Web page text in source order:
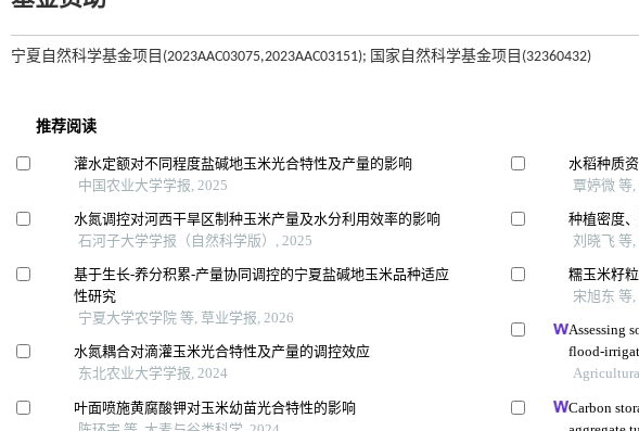
宁夏自然科学基金项目(2023AAC03075,2023AAC03151); 国家自然科学基金项目(32360432)